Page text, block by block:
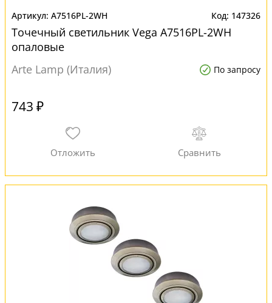
A7516PL-2WH 147326
Точечный светильник Vega A7516PL-2WH
опаловые
Arte Lamp (Италия)
По запросу
743 ₽